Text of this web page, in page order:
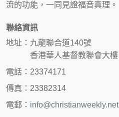
流的功能，一同見證福音真理。
聯絡資訊
地址：九龍聯合道140號
香港華人基督教聯會大樓
電話：23374171
傳真：23382314
電郵： info@christianweekly.net